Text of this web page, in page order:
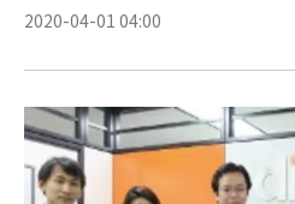
2020-04-01 04:00